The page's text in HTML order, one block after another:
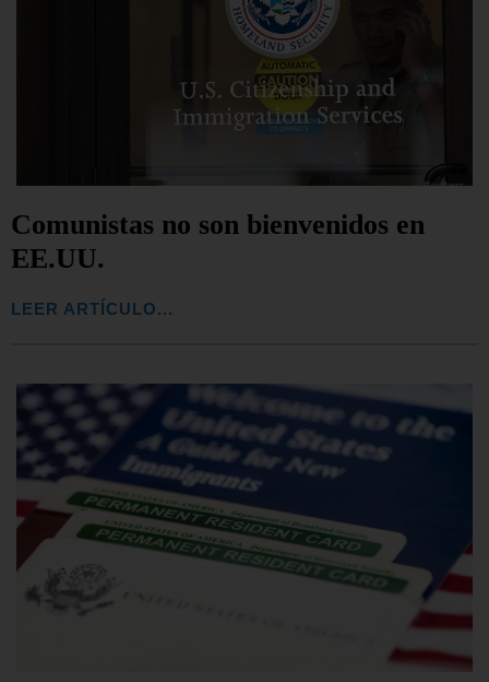
Comunistas no son bienvenidos en
EE.UU.
LEER ARTÍCULO...